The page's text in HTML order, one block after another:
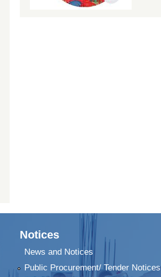
Notices
News and Notices
Public Procurement/ Tender Notices